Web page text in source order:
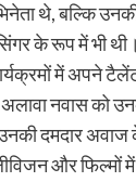
थे, बल्कि
के रूप में भी
में अपने
नवास को
दमदार अवाज
और फिल्मों